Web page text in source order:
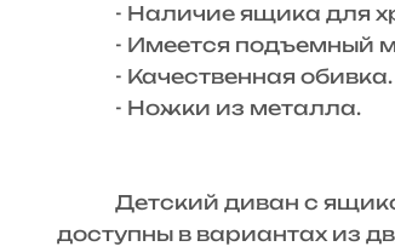
- Наличие ящика для
- Имеется подъемный
- Качественная обивка.
- Ножки из металла.
Детский диван с ящиком
доступны в вариантах из